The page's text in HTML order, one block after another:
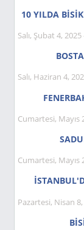
10 YILDA
Salı, Şubat 4, 2025
Salı, Haziran 4,
Cumartesi, Mayıs
Cumartesi, Mayıs
Pazartesi, Nisan